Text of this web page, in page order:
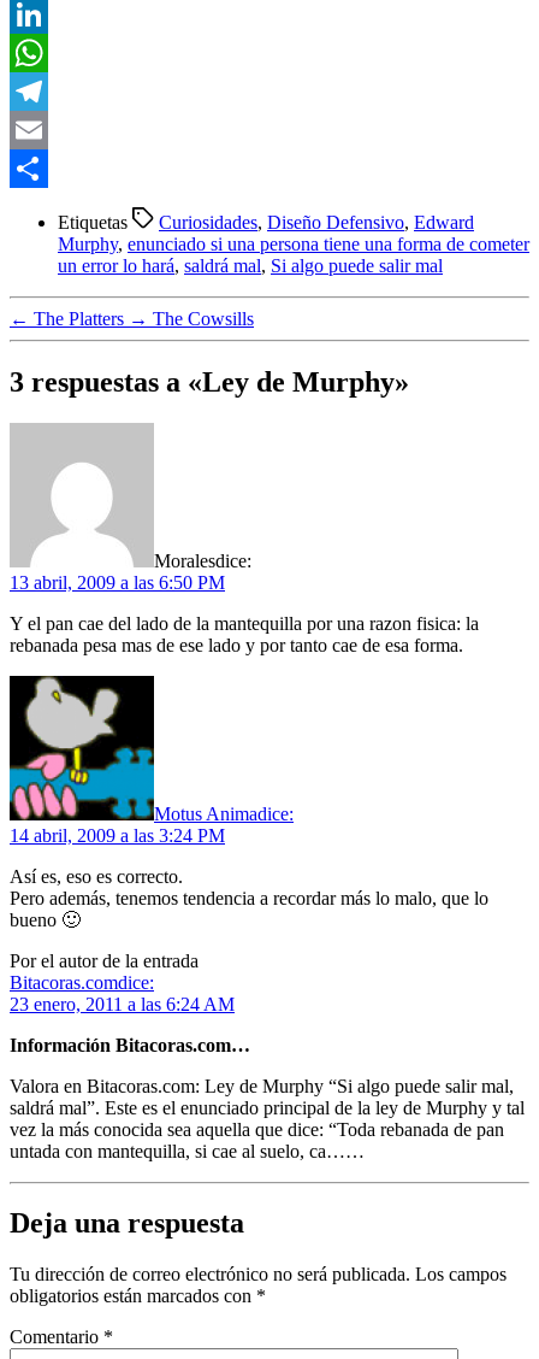
Twitter
LinkedIn
WhatsApp
Telegram
Email
Etiquetas Curiosidades, Diseño Defensivo, Edward
Murphy, enunciado si una persona tiene una forma de cometer
un error lo hará, saldrá mal, Si algo puede salir mal
← The Platters → The Cowsills
3 respuestas a «Ley de Murphy»
Moralesdice:
13 abril, 2009 a las 6:50 PM
Y el pan cae del lado de la mantequilla por una razon fisica: la
rebanada pesa mas de ese lado y por tanto cae de esa forma.
Motus Animadice:
14 abril, 2009 a las 3:24 PM
Así es, eso es correcto.
Pero además, tenemos tendencia a recordar más lo malo, que lo
bueno 🙂
Por el autor de la entrada
Bitacoras.comdice:
23 enero, 2011 a las 6:24 AM
Información Bitacoras.com…
Valora en Bitacoras.com: Ley de Murphy “Si algo puede salir mal,
saldrá mal”. Este es el enunciado principal de la ley de Murphy y tal
vez la más conocida sea aquella que dice: “Toda rebanada de pan
untada con mantequilla, si cae al suelo, ca……
Deja una respuesta
Tu dirección de correo electrónico no será publicada. Los campos
obligatorios están marcados con *
Comentario *